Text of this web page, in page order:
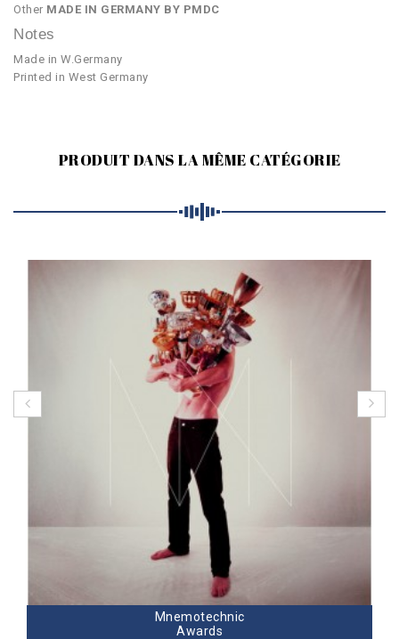
Other MADE IN GERMANY BY PMDC
Notes
Made in W.Germany
Printed in West Germany
PRODUIT DANS LA MÊME CATÉGORIE
Mnemotechnic
Awards